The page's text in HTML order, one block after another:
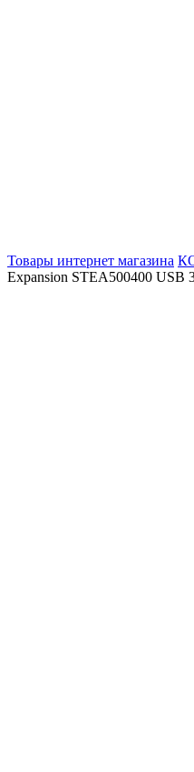
Товары интернет магазина
Expansion STEA500400 USB